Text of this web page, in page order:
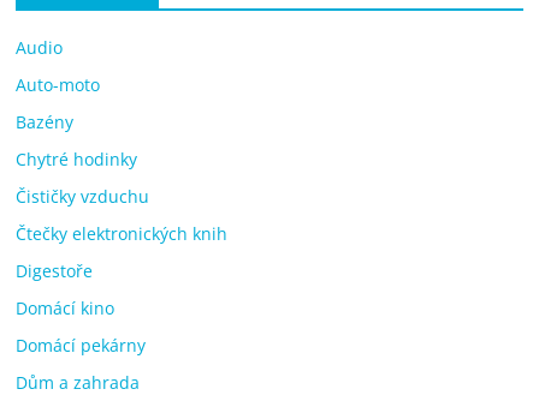
Audio
Auto-moto
Bazény
Chytré hodinky
Čističky vzduchu
Čtečky elektronických knih
Digestoře
Domácí kino
Domácí pekárny
Dům a zahrada